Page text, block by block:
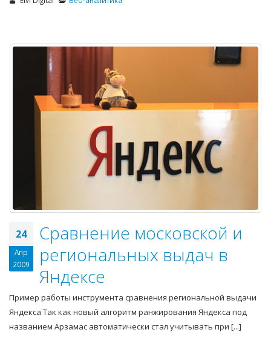
24
Апр
2009
Сравнение московской и
региональных выдач в
Яндексе
Пример работы инструмента сравнения региональной выдачи
Яндекса Так как новый алгоритм ранжирования Яндекса под
названием Арзамас автоматически стал учитывать при [...]